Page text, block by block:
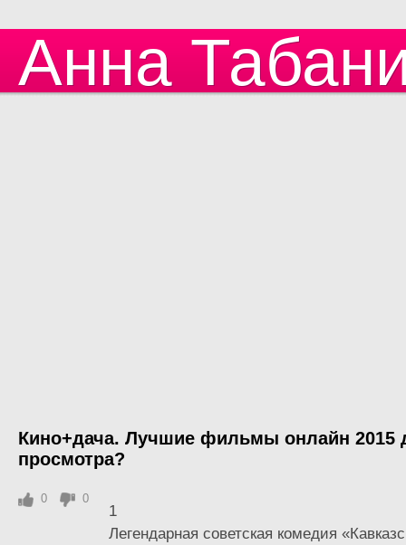
Анна
Кино+дача. Лучшие фильмы онлайн 2015
просмотра?
1
Легендарная советская комедия
0 0